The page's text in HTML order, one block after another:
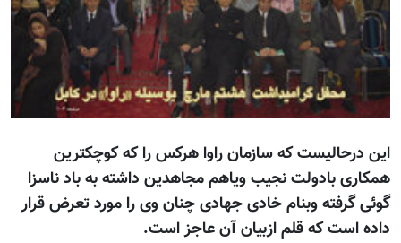
این درحالیست که سازمان راوا هرکس را که کوچکترین
همکاری بادولت نجیب ویاهم مجاهدین داشته به باد ناسزا
گوئی گرفته وبنام خادی جهادی چنان وی را مورد تعرض قرار
داده است که قلم ازبیان آن عاجز است.